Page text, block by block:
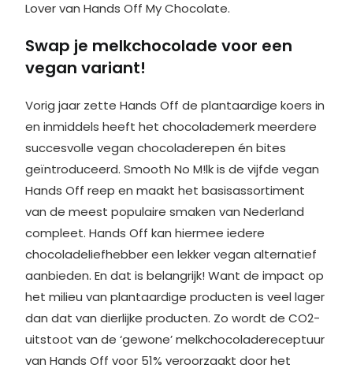
Lover van Hands Off My Chocolate.
Swap je melkchocolade voor een
vegan variant!
Vorig jaar zette Hands Off de plantaardige koers in
en inmiddels heeft het chocolademerk meerdere
succesvolle vegan chocoladerepen én bites
geïntroduceerd. Smooth No M!lk is de vijfde vegan
Hands Off reep en maakt het basisassortiment
van de meest populaire smaken van Nederland
compleet. Hands Off kan hiermee iedere
chocoladeliefhebber een lekker vegan alternatief
aanbieden. En dat is belangrijk! Want de impact op
het milieu van plantaardige producten is veel lager
dan dat van dierlijke producten. Zo wordt de CO2-
uitstoot van de ‘gewone’ melkchocoladereceptuur
van Hands Off voor 51% veroorzaakt door het